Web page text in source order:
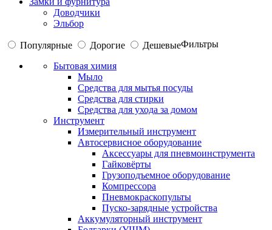
Доводчики
Эльбор
Популярные Дорогие ДешевыеФильтры
Бытовая химия
Мыло
Средства для мытья посуды
Средства для стирки
Средства для ухода за домом
Инструмент
Измерительный инструмент
Автосервисное оборудование
Аксессуары для пневмоинструмента
Гайковёрты
Грузоподъемное оборудование
Компрессора
Пневмокраскопульты
Пуско-зарядные устройства
Аккумуляторный инструмент